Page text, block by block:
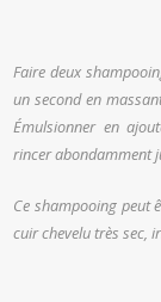
Faire deux
un second en
Émulsionner en
rincer abondamment
Ce shampooing peut
cuir chevelu très sec,